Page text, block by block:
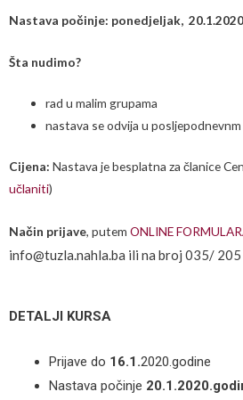
Nastava počinje: ponedjeljak,
Šta nudimo?
rad u malim grupama
nastava se odvija u
Cijena: Nastava je besplatna za članice
učlaniti)
Način prijave, putem ONLINE
info@tuzla.nahla.ba ili na broj 035/
DETALJI KURSA
Prijave do 16.1.2020.godine
Nastava počinje